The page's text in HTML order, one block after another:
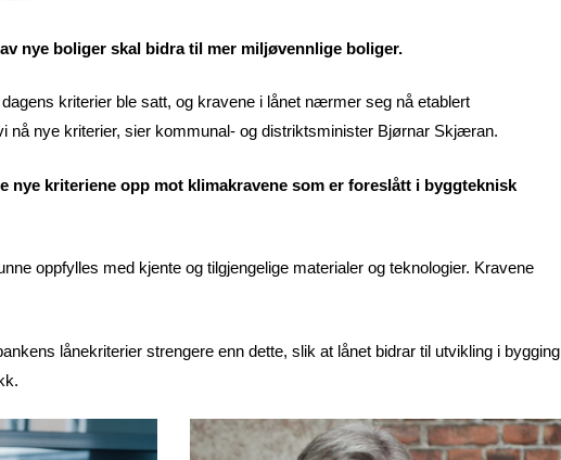
nye boliger skal bidra til mer miljøvennlige boliger.
kriterier ble satt, og kravene i lånet nærmer seg nå etablert
nå nye kriterier, sier kommunal- og distriktsminister Bjørnar Skjæran.
nye kriteriene opp mot klimakravene som er foreslått i byggteknisk
oppfylles med kjente og tilgjengelige materialer og teknologier. Kravene
lånekriterier strengere enn dette, slik at lånet bidrar til utvikling i bygging